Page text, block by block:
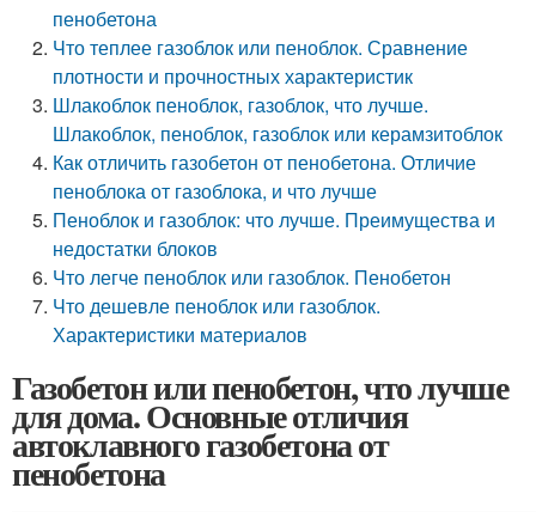
пенобетона
Что теплее газоблок или пеноблок. Сравнение
плотности и прочностных характеристик
Шлакоблок пеноблок, газоблок, что лучше.
Шлакоблок, пеноблок, газоблок или керамзитоблок
Как отличить газобетон от пенобетона. Отличие
пеноблока от газоблока, и что лучше
Пеноблок и газоблок: что лучше. Преимущества и
недостатки блоков
Что легче пеноблок или газоблок. Пенобетон
Что дешевле пеноблок или газоблок.
Характеристики материалов
Газобетон или пенобетон, что лучше
для дома. Основные отличия
автоклавного газобетона от
пенобетона